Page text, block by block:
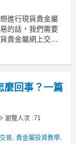
進行現貨貴金屬
的話，我們需要
貴金屬網上交易
網上開戶流程複
下。
？2022這樣操作
麼回事？一篇
瀏覽人次 :71
易,貴金屬投資教學,